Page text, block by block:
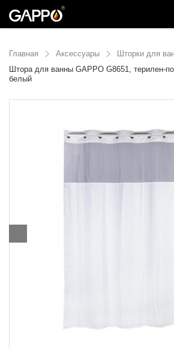
Главная Аксессуары
Шторки для
Штора для ванны GAPPO G8651, терилен-
белый